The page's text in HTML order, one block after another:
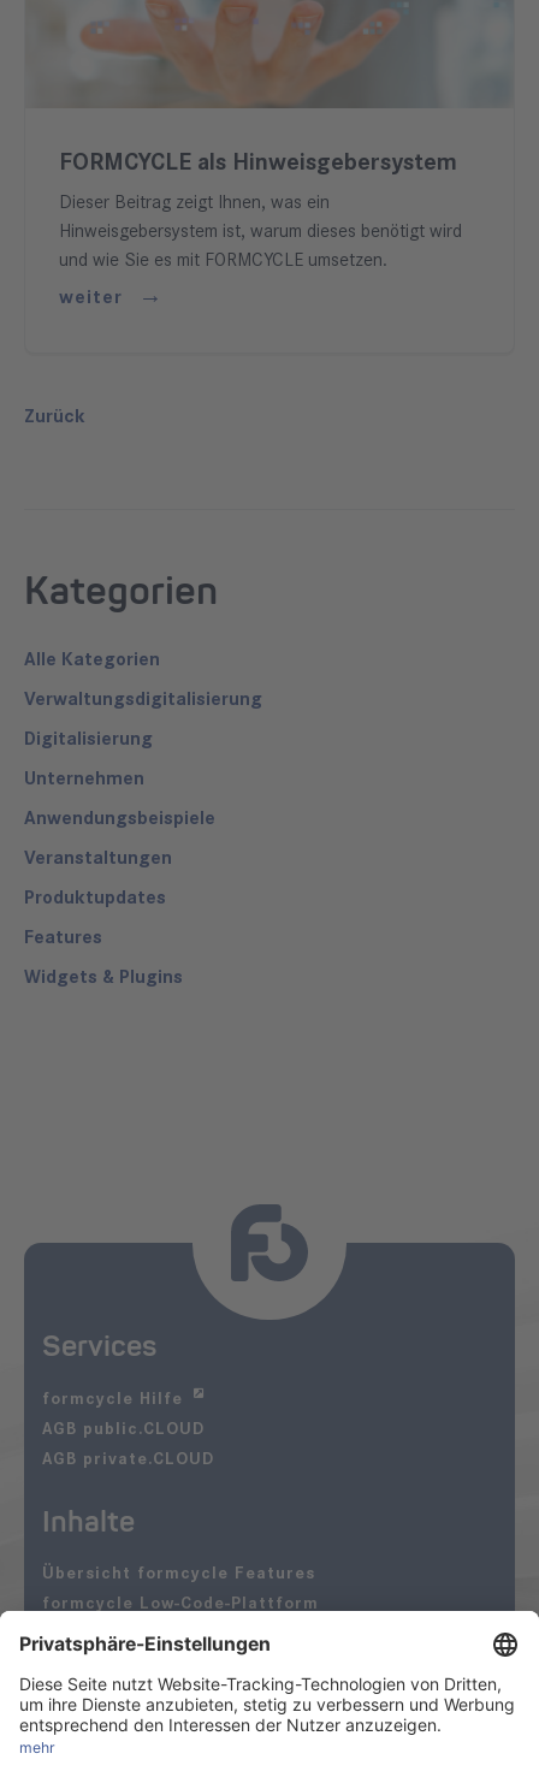
FORMCYCLE als Hinweisgebersystem
Dieser Beitrag zeigt Ihnen, was ein
Hinweisgebersystem ist, warum dieses benötigt wird
und wie Sie es mit FORMCYCLE umsetzen.
weiter
Zurück
Kategorien
Alle Kategorien
Verwaltungsdigitalisierung
Digitalisierung
Unternehmen
Anwendungsbeispiele
Veranstaltungen
Produktupdates
Features
Widgets & Plugins
Services
formcycle Hilfe
AGB public.CLOUD
AGB private.CLOUD
Inhalte
Übersicht formcycle Features
formcycle Low-Code-Plattform
Öffentliche Verwaltung
form.CLOUD
Folgen Sie uns